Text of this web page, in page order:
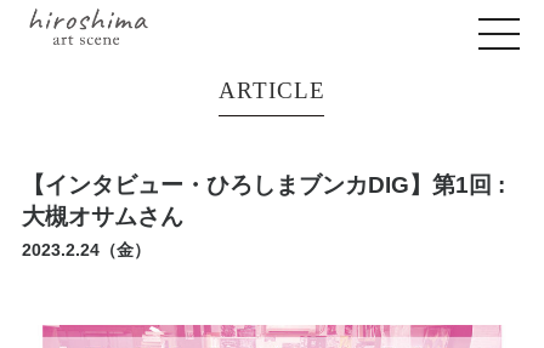
ARTICLE
【インタビュー・ひろしまブンカDIG】第1回 :
大槻オサムさん
2023.2.24（金）